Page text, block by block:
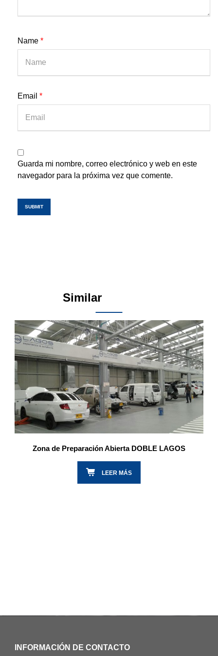
Name *
Email *
Guarda mi nombre, correo electrónico y web en este
navegador para la próxima vez que comente.
SUBMIT
Similar
Zona de Preparación Abierta DOBLE LAGOS
LEER MÁS
INFORMACIÓN DE CONTACTO